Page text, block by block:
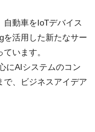
動車をIoTデバイス
を活用した新たなサー
います。
にAIシステムのコン
で、ビジネスアイデア